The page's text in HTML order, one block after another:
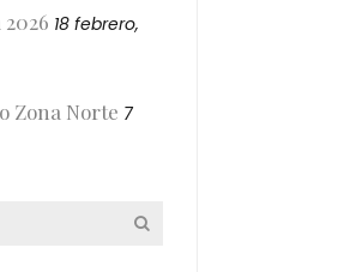
18 febrero,
Zona Norte 7